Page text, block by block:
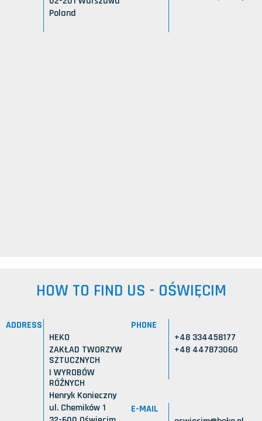
Poland
HOW TO FIND US - OŚWIĘCIM
ADDRESS
HEKO
ZAKŁAD TWORZYW
SZTUCZNYCH
I WYROBÓW
RÓŻNYCH
Henryk Konieczny
ul. Chemików 1
PHONE
+48 334458177
+48 447873060
E-MAIL